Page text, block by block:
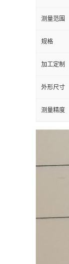
测量范围
规格
加工定制
外形尺寸
测量精度